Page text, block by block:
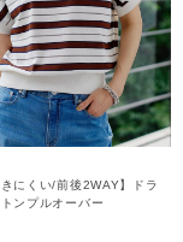
きにくい/前後2WAY】ドラ
ンプルオーバー